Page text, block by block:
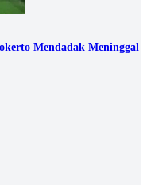
Mendadak Meninggal